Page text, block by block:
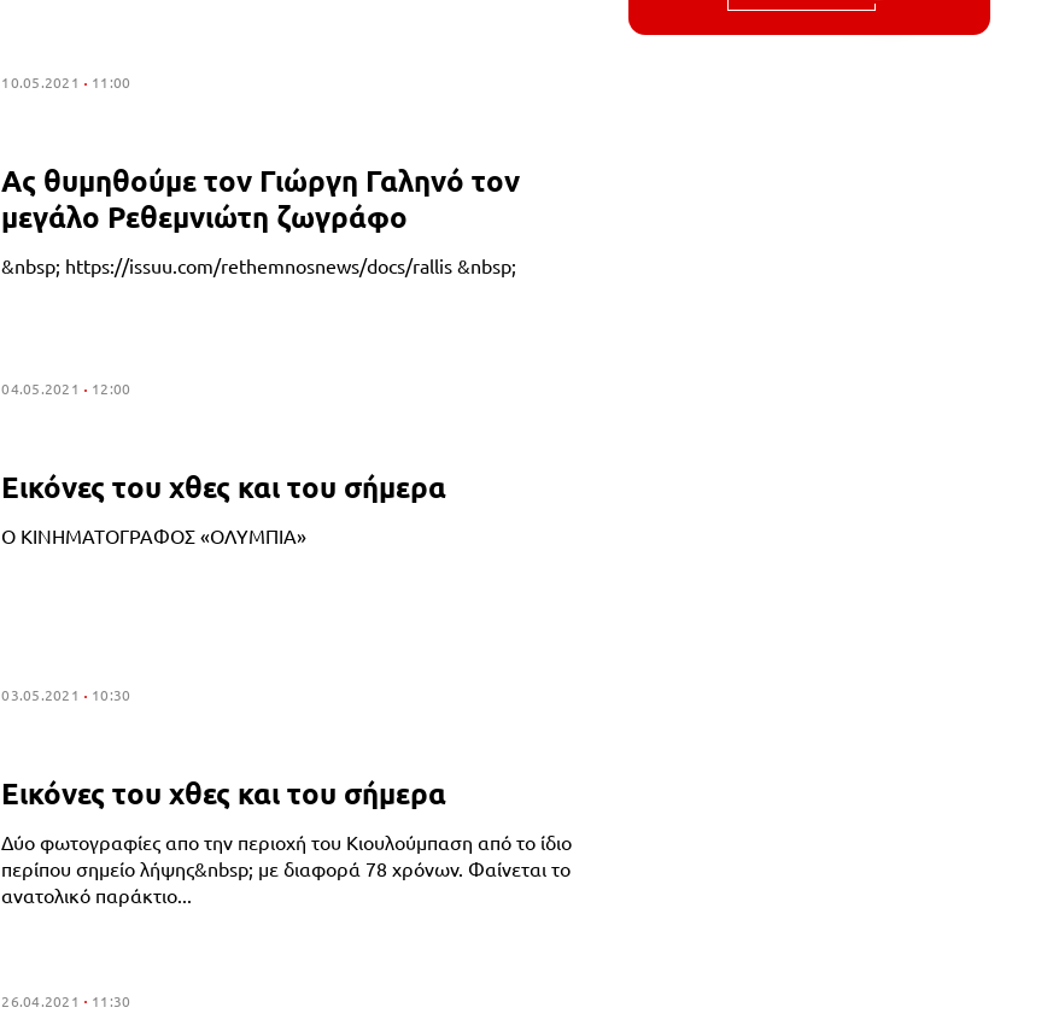
10.05.2021 11:00
Ας θυμηθούμε τον Γιώργη Γαληνό τον
μεγάλο Ρεθεμνιώτη ζωγράφο
&nbsp; https://issuu.com/rethemnosnews/docs/rallis &nbsp;
04.05.2021 12:00
Εικόνες του χθες και του σήμερα
Ο ΚΙΝΗΜΑΤΟΓΡΑΦΟΣ «ΟΛΥΜΠΙΑ»
03.05.2021 10:30
Εικόνες του χθες και του σήμερα
Δύο φωτογραφίες απο την περιοχή του Κιουλούμπαση από το ίδιο
περίπου σημείο λήψης&nbsp; με διαφορά 78 χρόνων. Φαίνεται το
ανατολικό παράκτιο...
26.04.2021 11:30